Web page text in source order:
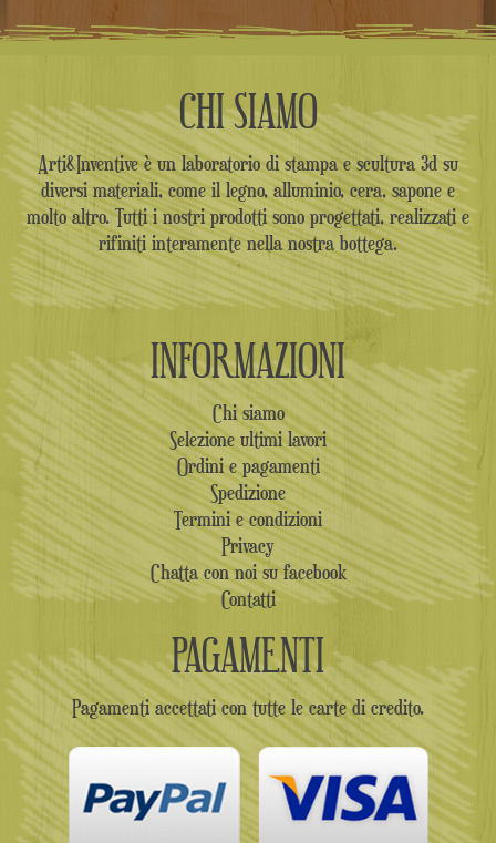
CHI SIAMO
Arti&Inventive è un laboratorio di stampa e scultura 3d su
diversi materiali, come il legno, alluminio, cera, sapone e
molto altro. Tutti i nostri prodotti sono progettati, realizzati e
rifiniti interamente nella nostra bottega.
INFORMAZIONI
Chi siamo
Selezione ultimi lavori
Ordini e pagamenti
Spedizione
Termini e condizioni
Privacy
Chatta con noi su facebook
Contatti
PAGAMENTI
Pagamenti accettati con tutte le carte di credito.